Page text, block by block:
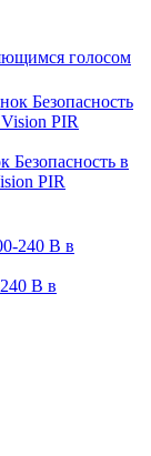
голосом
Безопасность в
PIR
В в